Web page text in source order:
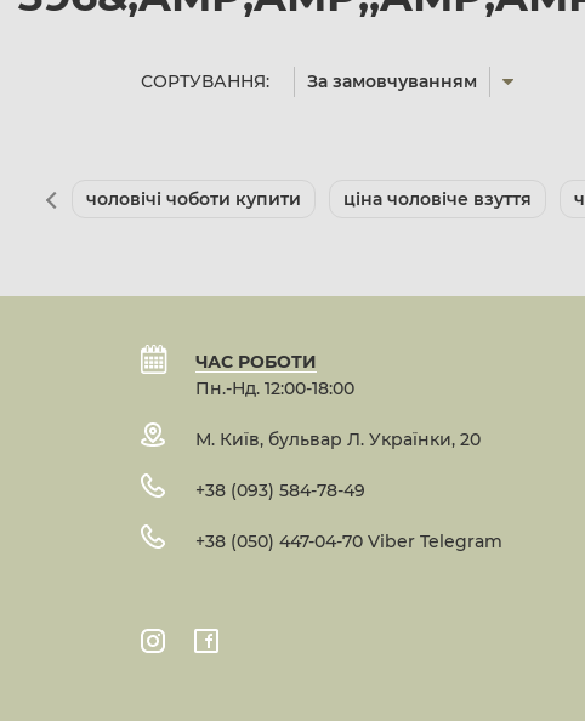
СОРТУВАННЯ: За замовчуванням
чоловічі чоботи купити ціна чоловіче взуття
ЧАС РОБОТИ
Пн.-Нд. 12:00-18:00
М. Київ, бульвар Л. Українки, 20
+38 (093) 584-78-49
+38 (050) 447-04-70 Viber Telegram